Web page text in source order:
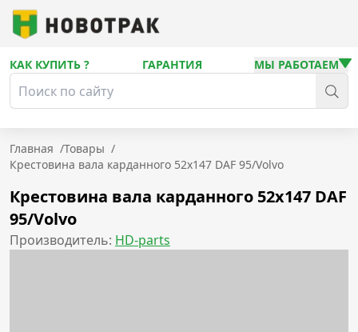
КАК КУПИТЬ ? ГАРАНТИЯ МЫ РАБОТАЕМ
Главная /Товары /
Крестовина вала карданного 52x147 DAF 95/Volvo
Крестовина вала карданного 52x147 DAF
95/Volvo
Производитель: HD-parts